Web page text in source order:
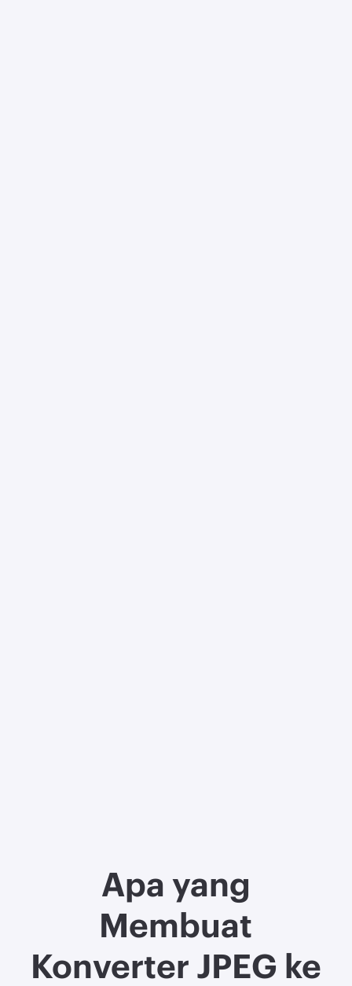
Apa yang
Membuat
Konverter JPEG ke